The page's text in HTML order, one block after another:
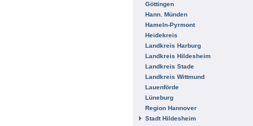
Göttingen
Hann. Münden
Hameln-Pyrmont
Heidekreis
Landkreis Harburg
Landkreis Hildesheim
Landkreis Stade
Landkreis Wittmund
Lauenförde
Lüneburg
Region Hannover
Stadt Hildesheim